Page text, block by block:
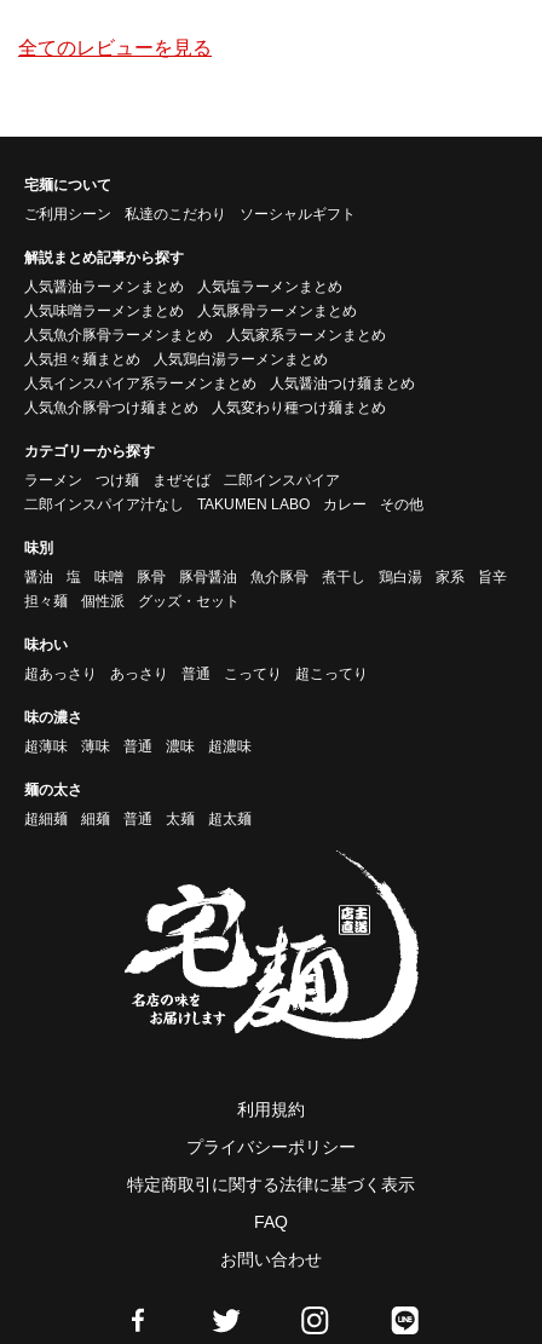
全てのレビューを見る
宅麺について
ご利用シーン
私達のこだわり ソーシャルギフト
解説まとめ記事から探す
人気醤油ラーメンまとめ
人気塩ラーメンまとめ
人気味噌ラーメンまとめ
人気豚骨ラーメンまとめ
人気魚介豚骨ラーメンまとめ
人気家系ラーメンまとめ
人気担々麺まとめ
人気鶏白湯ラーメンまとめ
人気インスパイア系ラーメンまとめ
人気醤油つけ麺まとめ
人気魚介豚骨つけ麺まとめ
人気変わり種つけ麺まとめ
カテゴリーから探す
ラーメン
つけ麺 まぜそば
二郎インスパイア
二郎インスパイア汁なし
TAKUMEN LABO カレー その他
味別
醤油
塩 味噌 豚骨 豚骨醤油 魚介豚骨 煮干し 鶏白湯 家系
旨辛
担々麺
個性派 グッズ・セット
味わい
超あっさり
あっさり 普通 こってり 超こってり
味の濃さ
超薄味
薄味 普通 濃味 超濃味
麺の太さ
超細麺
細麺 普通 太麺 超太麺
利用規約
プライバシーポリシー
特定商取引に関する法律に基づく表示
FAQ
お問い合わせ